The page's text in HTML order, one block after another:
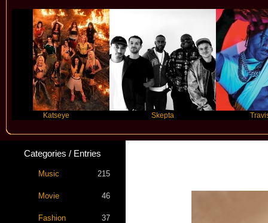
Travis Scott
Categories / Entries
Music 215
Movie 46
Fashion 37